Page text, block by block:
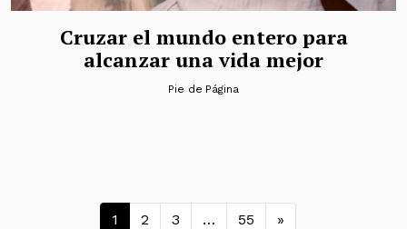
Cruzar el mundo entero para
alcanzar una vida mejor
Pie de Página
Navegación de entradas
1 2 3 … 55 »